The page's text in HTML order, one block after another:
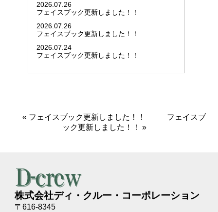
2026.07.26
フェイスブック更新しました！！
2026.07.26
フェイスブック更新しました！！
2026.07.24
フェイスブック更新しました！！
« フェイスブック更新しました！！
フェイスブ
ック更新しました！！
»
株式会社ディ・クルー・コーポレーション
〒616-8345